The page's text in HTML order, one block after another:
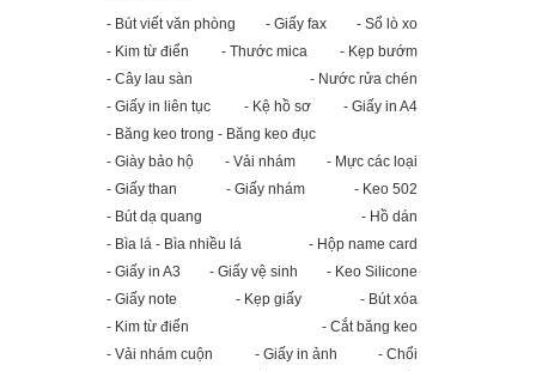
- Bút viết văn phòng - Giấy fax
- Sổ lò xo
- Kim từ điển
- Thước mica
- Kẹp bướm
- Cây lau sàn
- Nước rửa chén
- Giấy in liên tục
- Kệ hồ sơ
- Giấy in A4
- Băng keo trong - Băng keo đục
- Giày bảo hộ
- Vải nhám
- Mực các loại
- Giấy than
- Giấy nhám
- Keo 502
- Bút dạ quang
- Hồ dán
- Bìa lá - Bìa nhiều lá
- Hộp name card
- Giấy in A3
- Giấy vệ sinh
- Keo Silicone
- Giấy note
- Kẹp giấy
- Bút xóa
- Kim từ điển
- Cắt băng keo
- Vải nhám cuộn
- Giấy in ảnh
- Chổi